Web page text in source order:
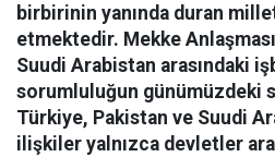
birbirinin yanında duran
etmektedir. Mekke
Suudi Arabistan arasındaki
sorumluluğun günümüzdeki
Türkiye, Pakistan ve Suudi
ilişkiler yalnızca devletler